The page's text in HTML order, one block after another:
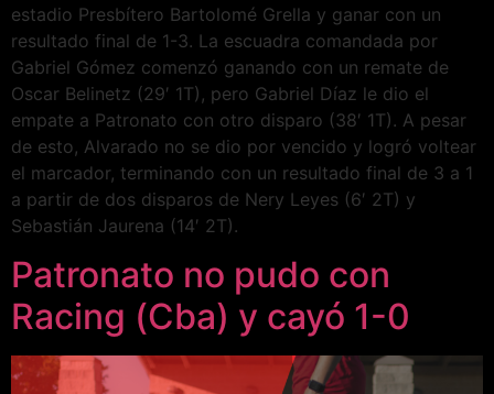
estadio Presbítero Bartolomé Grella y ganar con un
resultado final de 1-3. La escuadra comandada por
Gabriel Gómez comenzó ganando con un remate de
Oscar Belinetz (29′ 1T), pero Gabriel Díaz le dio el
empate a Patronato con otro disparo (38′ 1T). A pesar
de esto, Alvarado no se dio por vencido y logró voltear
el marcador, terminando con un resultado final de 3 a 1
a partir de dos disparos de Nery Leyes (6′ 2T) y
Sebastián Jaurena (14′ 2T).
Patronato no pudo con
Racing (Cba) y cayó 1-0